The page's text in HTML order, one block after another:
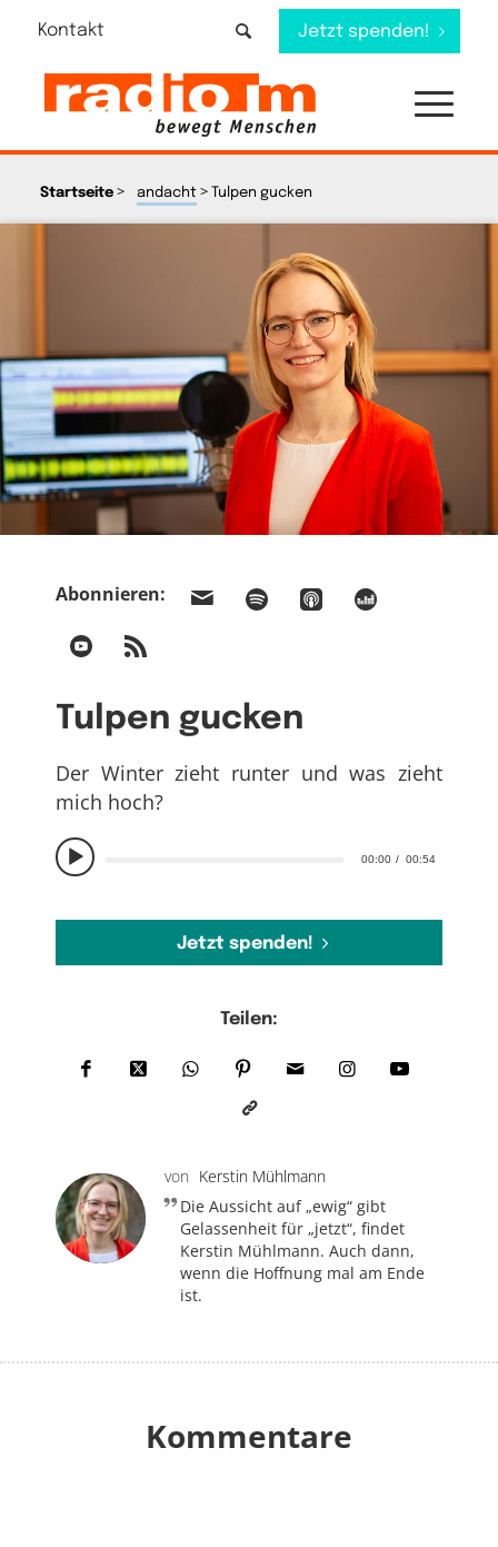
Kontakt Jetzt spenden!
Startseite> andacht> Tulpen gucken
Abonnieren:
Tulpen gucken
00:00 00:54
Der Winter zieht runter und was zieht
mich hoch?
Jetzt spenden!
Teilen:
von Kerstin Mühlmann
Die Aussicht auf „ewig“ gibt
Gelassenheit für „jetzt“, findet
Kerstin Mühlmann. Auch dann,
wenn die Hoffnung mal am Ende
ist.
Kommentare